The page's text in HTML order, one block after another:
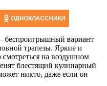
ОДНОКЛАССНИКИ
беспроигрышный вариант
трапезы. Яркие и
на воздушном
блестящий кулинарный
никто, даже если он